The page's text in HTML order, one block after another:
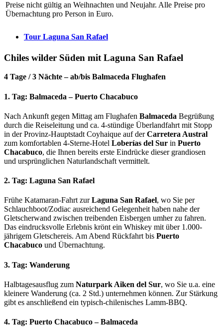
Preise nicht gültig an Weihnachten und Neujahr. Alle Preise pro
Übernachtung pro Person in Euro.
Tour Laguna San Rafael
Chiles wilder Süden mit Laguna San Rafael
4 Tage / 3 Nächte – ab/bis Balmaceda Flughafen
1. Tag: Balmaceda – Puerto Chacabuco
Nach Ankunft gegen Mittag am Flughafen Balmaceda Begrüßung
durch die Reiseleitung und ca. 4-stündige Überlandfahrt mit Stopp
in der Provinz-Hauptstadt Coyhaique auf derCarretera Austral
zum komfortablen 4-Sterne-Hotel Loberías del Sur in Puerto
Chacabuco, die Ihnen bereits erste Eindrücke dieser grandiosen
und ursprünglichen Naturlandschaft vermittelt.
2. Tag: Laguna San Rafael
Frühe Katamaran-Fahrt zurLaguna San Rafael, wo Sie per
Schlauchboot/Zodiac ausreichend Gelegenheit haben nahe der
Gletscherwand zwischen treibenden Eisbergen umher zu fahren.
Das eindrucksvolle Erlebnis krönt ein Whiskey mit über 1.000-
jährigem Gletschereis. Am Abend Rückfahrt bis Puerto
Chacabuco und Übernachtung.
3. Tag: Wanderung
Halbtagesausflug zum Naturpark Aiken del Sur, wo Sie u.a. eine
kleinere Wanderung (ca. 2 Std.) unternehmen können. Zur Stärkung
gibt es anschließend ein typisch-chilenisches Lamm-BBQ.
4. Tag: Puerto Chacabuco – Balmaceda